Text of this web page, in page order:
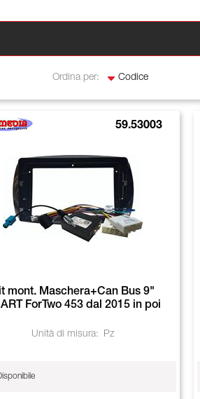
Ordina per:
59.53003
mont. Maschera+Can Bus 9"
ForTwo 453 dal 2015 in poi
Unità di misura: Pz